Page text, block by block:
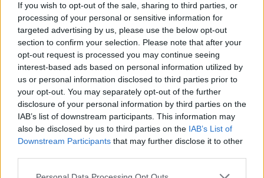
If you wish to opt-out of the sale, sharing to third parties, or
processing of your personal or sensitive information for
targeted advertising by us, please use the below opt-out
section to confirm your selection. Please note that after your
opt-out request is processed you may continue seeing
interest-based ads based on personal information utilized by
us or personal information disclosed to third parties prior to
your opt-out. You may separately opt-out of the further
disclosure of your personal information by third parties on the
IAB’s list of downstream participants. This information may
also be disclosed by us to third parties on the IAB’s List of
Downstream Participants that may further disclose it to other
Please note that this website/app uses one or more Google
Zdieľať článok
Pozrite si viac